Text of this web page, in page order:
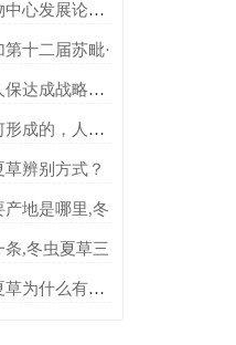
发展论坛在
第十二届苏毗·
成战略合作
的，人工养
辨别方式？
地是哪里,冬
,冬虫夏草三
什么有那么